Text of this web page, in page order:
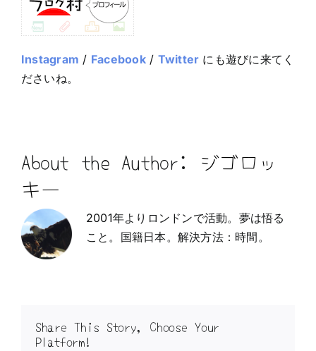
Instagram / Facebook/ Twitter にも遊びに来てく
ださいね。
About the Author: ジゴロッ
キー
2001年よりロンドンで活動。夢は悟る
こと。国籍日本。解決方法：時間。
Share This Story, Choose Your
Platform!